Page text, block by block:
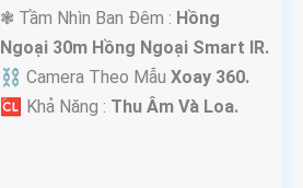
❃ Tầm Nhìn Ban Đêm : Hồng
Ngoại 30m Hồng Ngoại Smart IR.
⛓ Camera Theo MẫuXoay 360.
️🆑 Khả Năng : Thu Âm Và Loa.